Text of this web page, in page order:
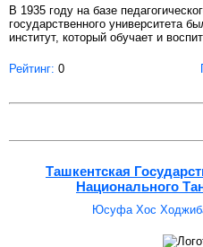
В 1935 году на базе
государственного университета
институт, который обучает и
Рейтинг: 0
Ташкентская
Национального
Юсуфа Хос